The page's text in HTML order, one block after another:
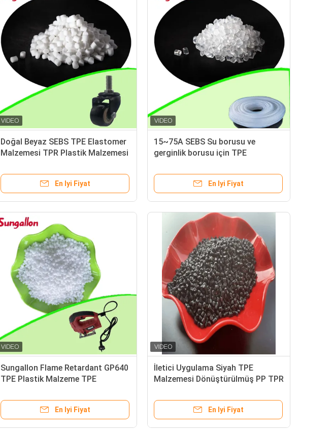
Doğal Beyaz SEBS TPE Elastomer
Malzemesi TPR Plastik Malzemesi
En Iyi Fiyat
15~75A SEBS Su borusu ve
gerginlik borusu için TPE
En Iyi Fiyat
Sungallon Flame Retardant GP640
TPE Plastik Malzeme TPE
Elastomer Malzeme
En Iyi Fiyat
İletici Uygulama Siyah TPE
Malzemesi Dönüştürülmüş PP TPR
Sertliği
En Iyi Fiyat